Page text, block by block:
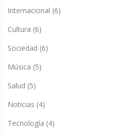
Internacional (6)
Cultura (6)
Sociedad (6)
Música (5)
Salud (5)
Noticias (4)
Tecnología (4)